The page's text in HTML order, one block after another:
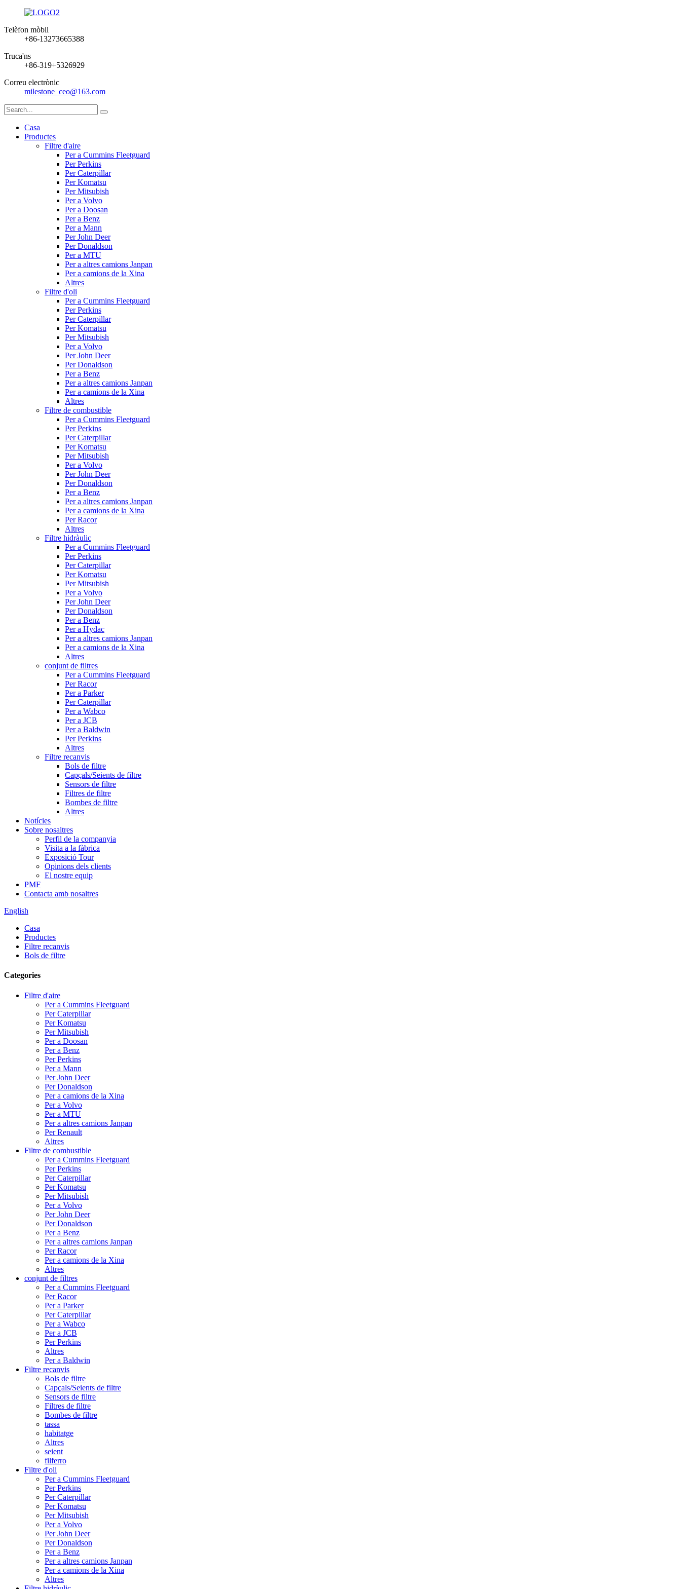
Telèfon mòbil
+86-13273665388
Truca'ns
+86-319+5326929
Correu electrònic
milestone_ceo@163.com
Casa
Productes
Filtre d'aire
Per a Cummins Fleetguard
Per Perkins
Per Caterpillar
Per Komatsu
Per Mitsubish
Per a Volvo
Per a Doosan
Per a Benz
Per a Mann
Per John Deer
Per Donaldson
Per a MTU
Per a altres camions Janpan
Per a camions de la Xina
Altres
Filtre d'oli
Per a Cummins Fleetguard
Per Perkins
Per Caterpillar
Per Komatsu
Per Mitsubish
Per a Volvo
Per John Deer
Per Donaldson
Per a Benz
Per a altres camions Janpan
Per a camions de la Xina
Altres
Filtre de combustible
Per a Cummins Fleetguard
Per Perkins
Per Caterpillar
Per Komatsu
Per Mitsubish
Per a Volvo
Per John Deer
Per Donaldson
Per a Benz
Per a altres camions Janpan
Per a camions de la Xina
Per Racor
Altres
Filtre hidràulic
Per a Cummins Fleetguard
Per Perkins
Per Caterpillar
Per Komatsu
Per Mitsubish
Per a Volvo
Per John Deer
Per Donaldson
Per a Benz
Per a Hydac
Per a altres camions Janpan
Per a camions de la Xina
Altres
conjunt de filtres
Per a Cummins Fleetguard
Per Racor
Per a Parker
Per Caterpillar
Per a Wabco
Per a JCB
Per a Baldwin
Per Perkins
Altres
Filtre recanvis
Bols de filtre
Capçals/Seients de filtre
Sensors de filtre
Filtres de filtre
Bombes de filtre
Altres
Notícies
Sobre nosaltres
Perfil de la companyia
Visita a la fàbrica
Exposició Tour
Opinions dels clients
El nostre equip
PMF
Contacta amb nosaltres
English
Casa
Productes
Filtre recanvis
Bols de filtre
Categories
Filtre d'aire
Per a Cummins Fleetguard
Per Caterpillar
Per Komatsu
Per Mitsubish
Per a Doosan
Per a Benz
Per Perkins
Per a Mann
Per John Deer
Per Donaldson
Per a camions de la Xina
Per a Volvo
Per a MTU
Per a altres camions Janpan
Per Renault
Altres
Filtre de combustible
Per a Cummins Fleetguard
Per Perkins
Per Caterpillar
Per Komatsu
Per Mitsubish
Per a Volvo
Per John Deer
Per Donaldson
Per a Benz
Per a altres camions Janpan
Per Racor
Per a camions de la Xina
Altres
conjunt de filtres
Per a Cummins Fleetguard
Per Racor
Per a Parker
Per Caterpillar
Per a Wabco
Per a JCB
Per Perkins
Altres
Per a Baldwin
Filtre recanvis
Bols de filtre
Capçals/Seients de filtre
Sensors de filtre
Filtres de filtre
Bombes de filtre
tassa
habitatge
Altres
seient
filferro
Filtre d'oli
Per a Cummins Fleetguard
Per Perkins
Per Caterpillar
Per Komatsu
Per Mitsubish
Per a Volvo
Per John Deer
Per Donaldson
Per a Benz
Per a altres camions Janpan
Per a camions de la Xina
Altres